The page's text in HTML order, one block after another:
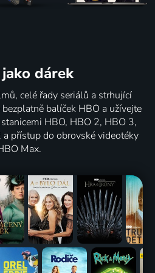
dárek
celé řady seriálů a strhující
balíček HBO a užívejte
HBO, HBO 2, HBO 3,
přístup do obrovské videotéky
Max.